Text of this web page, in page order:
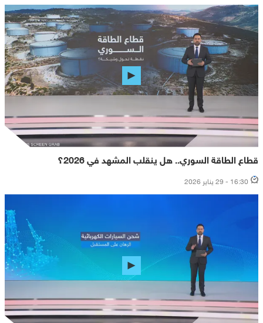
قطاع الطاقة السوري.. هل ينقلب المشهد في 2026؟
16:30 - 29 يناير 2026